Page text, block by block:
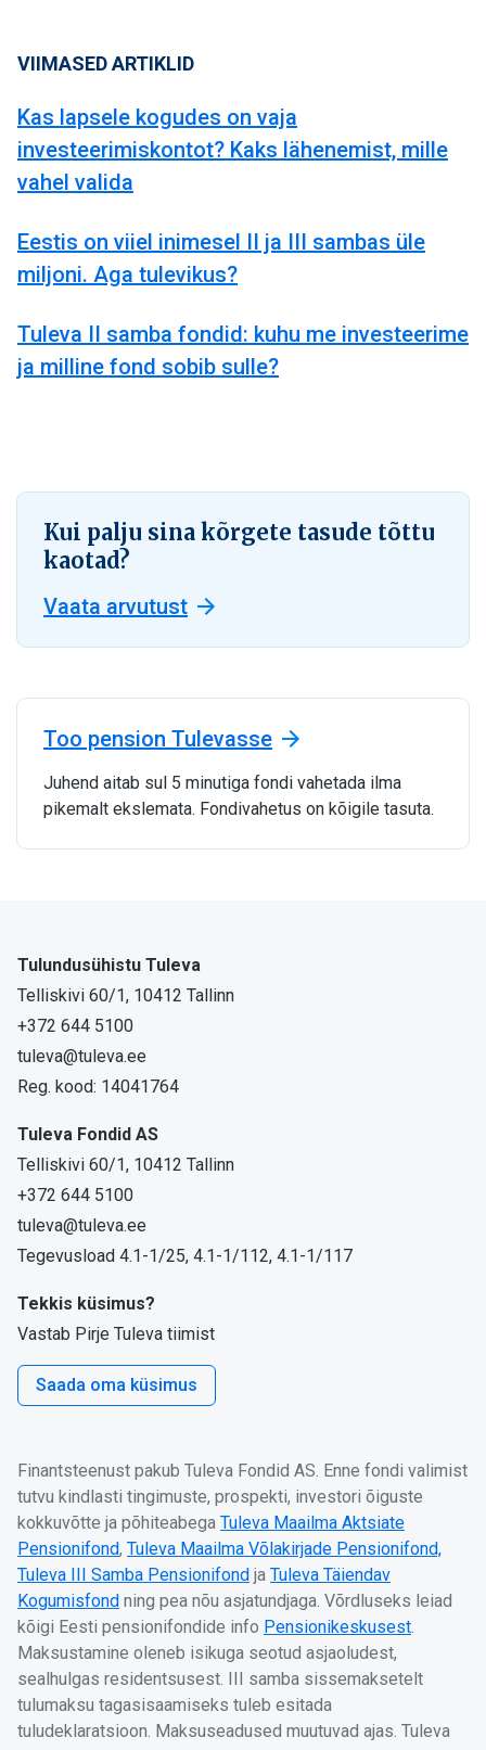
VIIMASED ARTIKLID
Kas lapsele kogudes on vaja
investeerimiskontot? Kaks lähenemist, mille
vahel valida
Eestis on viiel inimesel II ja III sambas üle
miljoni. Aga tulevikus?
Tuleva II samba fondid: kuhu me investeerime
ja milline fond sobib sulle?
Kui palju sina kõrgete tasude tõttu
kaotad?
Vaata arvutust
Too pension Tulevasse
Juhend aitab sul 5 minutiga fondi vahetada ilma
pikemalt ekslemata. Fondivahetus on kõigile tasuta.
Tulundusühistu Tuleva
Telliskivi 60/1, 10412 Tallinn
+372 644 5100
tuleva@tuleva.ee
Reg. kood: 14041764
Tuleva Fondid AS
Telliskivi 60/1, 10412 Tallinn
+372 644 5100
tuleva@tuleva.ee
Tegevusload 4.1-1/25, 4.1-1/112, 4.1-1/117
Tekkis küsimus?
Vastab Pirje Tuleva tiimist
Saada oma küsimus
Finantsteenust pakub Tuleva Fondid AS. Enne fondi valimist
tutvu kindlasti tingimuste, prospekti, investori õiguste
kokkuvõtte ja põhiteabega Tuleva Maailma Aktsiate
Pensionifond, Tuleva Maailma Võlakirjade Pensionifond,
Tuleva III Samba Pensionifond ja Tuleva Täiendav
Kogumisfond ning pea nõu asjatundjaga. Võrdluseks leiad
kõigi Eesti pensionifondide info Pensionikeskusest
Maksustamine oleneb isikuga seotud asjaoludest,
sealhulgas residentsusest. III samba sissemaksetelt
tulumaksu tagasisaamiseks tuleb esitada
tuludeklaratsioon. Maksuseadused muutuvad ajas. Tuleva